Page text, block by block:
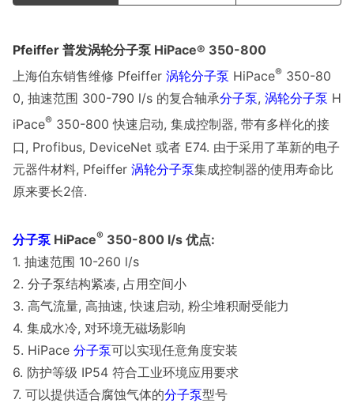
Pfeiffer 普发涡轮分子泵 HiPace® 350-800
上海伯东销售维修 Pfeiffer 涡轮分子泵 HiPace® 350-80
0, 抽速范围 300-790 l/s 的复合轴承分子泵, 涡轮分子泵 H
iPace® 350-800 快速启动, 集成控制器, 带有多样化的接
口, Profibus, DeviceNet 或者 E74. 由于采用了革新的电子
元器件材料, Pfeiffer 涡轮分子泵集成控制器的使用寿命比
原来要长2倍.
分子泵 HiPace® 350-800 l/s 优点:
1. 抽速范围 10-260 l/s
2. 分子泵结构紧凑, 占用空间小
3. 高气流量, 高抽速, 快速启动, 粉尘堆积耐受能力
4. 集成水冷, 对环境无磁场影响
5. HiPace 分子泵可以实现任意角度安装
6. 防护等级 IP54 符合工业环境应用要求
7. 可以提供适合腐蚀气体的分子泵型号